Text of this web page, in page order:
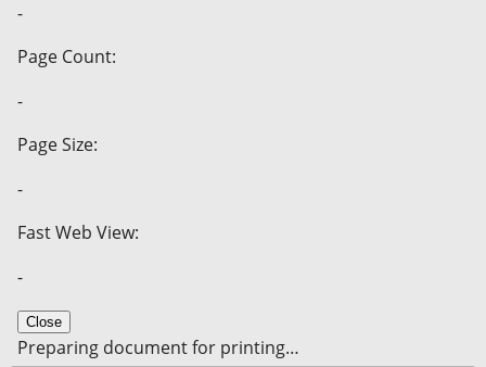
-
Page Count:
-
Page Size:
-
Fast Web View:
-
Close
Preparing document for printing…